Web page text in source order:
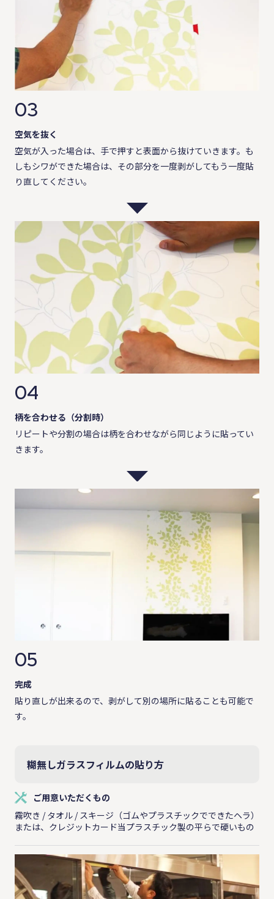
03
空気を抜く
空気が入った場合は、手で押すと表面から抜けていきます。も
しもシワができた場合は、その部分を一度剥がしてもう一度貼
り直してください。
04
柄を合わせる（分割時）
リピートや分割の場合は柄を合わせながら同じように貼ってい
きます。
05
完成
貼り直しが出来るので、剥がして別の場所に貼ることも可能で
す。
糊無しガラスフィルムの貼り方
ご用意いただくもの
霧吹き / タオル / スキージ（ゴムやプラスチックでできたヘラ）
または、クレジットカード当プラスチック製の平らで硬いもの